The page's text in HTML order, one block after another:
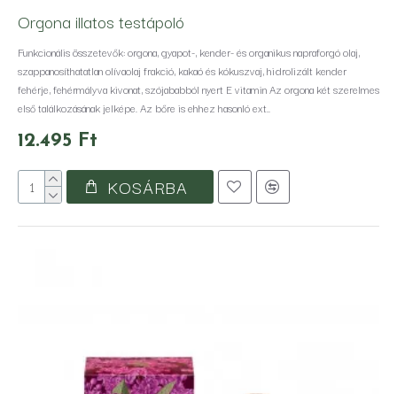
Orgona illatos testápoló
Funkcionális összetevők: orgona, gyapot-, kender- és organikus napraforgó olaj,
szappanosíthatatlan olívaolaj frakció, kakaó és kókuszvaj, hidrolizált kender
fehérje, fehérmályva kivonat, szójababból nyert E vitamin Az orgona két szerelmes
első találkozásának jelképe. Az bőre is ehhez hasonló ext..
12.495 Ft
KOSÁRBA